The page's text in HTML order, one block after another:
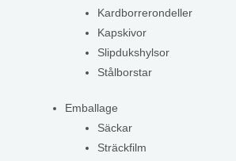
Kardborrerondeller
Kapskivor
Slipdukshylsor
Stålborstar
Emballage
Säckar
Sträckfilm